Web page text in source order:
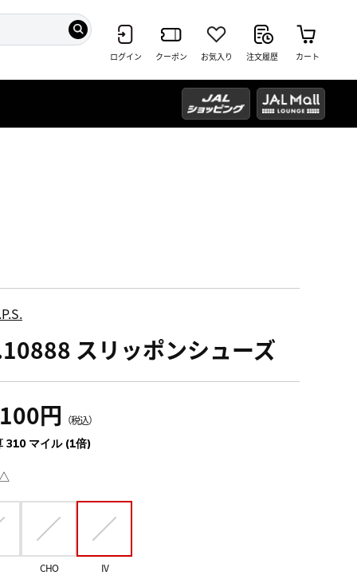
ログイン クーポン お気入り 注文履歴 カート
スリッポンシューズ
円 （税込）
310 マイル (1倍)
CHO IV